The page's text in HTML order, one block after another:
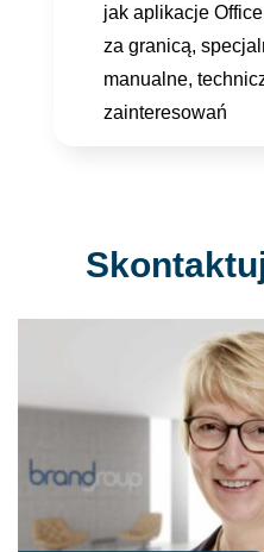
jak aplikacje
za granicą,
manualne,
zainteresowań